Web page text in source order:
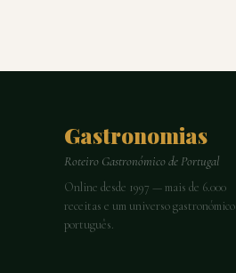
Gastronomias
Roteiro Gastronómico de Portugal
Online desde 1997 — mais de 6.000
receitas e um universo gastronómico
português.